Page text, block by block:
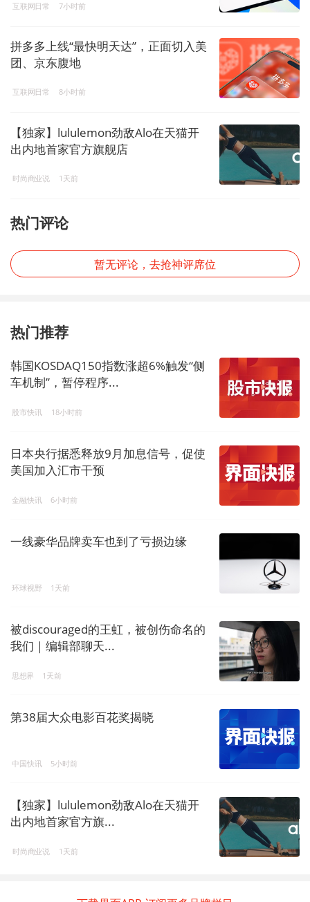
互联网日常 7小时前
拼多多上线“最快明天达”，正面切入美
团、京东腹地
互联网日常 8小时前
【独家】lululemon劲敌Alo在天猫开
出内地首家官方旗舰店
时尚商业说 1天前
热门评论
暂无评论，去抢神评席位
热门推荐
韩国KOSDAQ150指数涨超6%触发“侧
车机制”，暂停程序...
股市快讯 18小时前
日本央行据悉释放9月加息信号，促使
美国加入汇市干预
金融快讯 6小时前
一线豪华品牌卖车也到了亏损边缘
环球视野 1天前
被discouraged的王虹，被创伤命名的
我们｜编辑部聊天...
思想界 1天前
第38届大众电影百花奖揭晓
中国快讯 5小时前
【独家】lululemon劲敌Alo在天猫开
出内地首家官方旗...
时尚商业说 1天前